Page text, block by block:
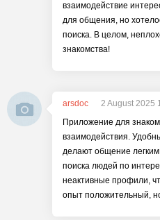
взаимодействие
для общения, но
поиска. В целом,
знакомства!
arsdoc
2 August 2025
Приложение для
взаимодействия.
делают общение
поиска людей по
неактивные профили,
опыт положительный,